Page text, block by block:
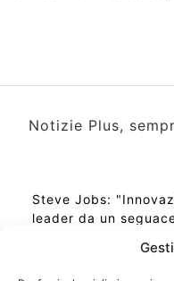
Notizie Plus,
Steve Jobs:
leader da un